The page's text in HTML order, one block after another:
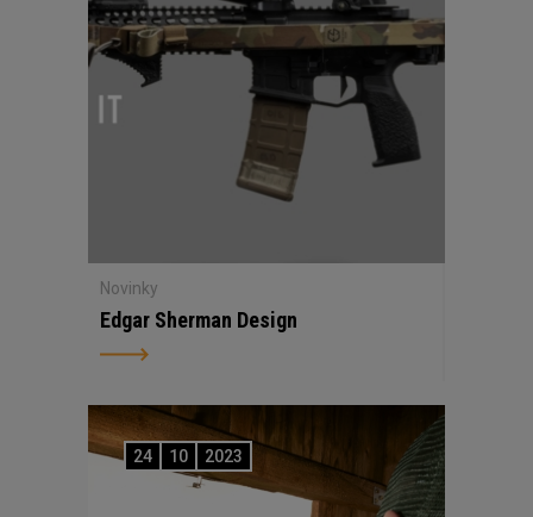
Novinky
Edgar Sherman Design
24 10 2023